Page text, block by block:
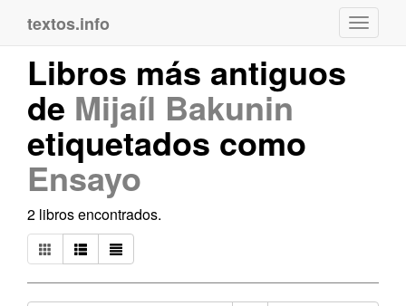
textos.info
Libros más antiguos
de Mijaíl Bakunin
etiquetados como
Ensayo
2 libros encontrados.